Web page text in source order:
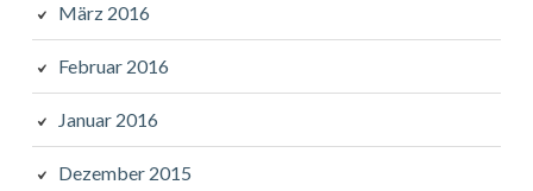
März 2016
Februar 2016
Januar 2016
Dezember 2015